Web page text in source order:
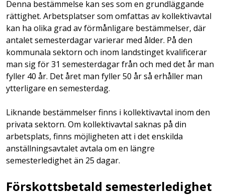
Denna bestämmelse kan ses som en grundläggande
rättighet. Arbetsplatser som omfattas av kollektivavtal
kan ha olika grad av förmånligare bestämmelser, där
antalet semesterdagar varierar med ålder. På den
kommunala sektorn och inom landstinget kvalificerar
man sig för 31 semesterdagar från och med det år man
fyller 40 år. Det året man fyller 50 år så erhåller man
ytterligare en semesterdag.
Liknande bestämmelser finns i kollektivavtal inom den
privata sektorn. Om kollektivavtal saknas på din
arbetsplats, finns möjligheten att i det enskilda
anställningsavtalet avtala om en längre
semesterledighet än 25 dagar.
Förskottsbetald semesterledighet